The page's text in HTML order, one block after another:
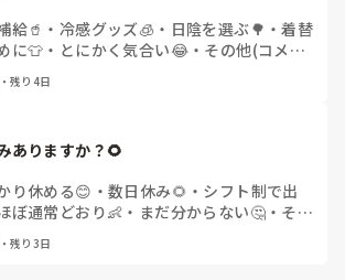
給🥤 ・ 冷感グッズ🧊 ・ 日陰を選ぶ🌳 ・着替
に👕 ・ とにかく気合い😂・ その他(コメン
残り4日
ありますか？🌻
り休める😊 ・ 数日休み🌻 ・ シフト制で出
ぼ通常どおり👶 ・ まだ分からない🤔・ その
残り3日